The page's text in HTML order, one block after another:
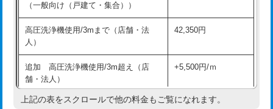
持込商品取付（単水栓） 13,200円
持込商品取付（混合水栓）
持込商品取付（浄水器・分岐水栓） 16,500円
持込商品取付（温水洗浄便座） 22,000円
（一般向け（戸建て・集合））
高圧洗浄機使用/3mまで（店舗・法
人）
42,350円
追加 高圧洗浄機使用/3m超え（店
舗・法人）
+5,500円/ｍ
高度高圧洗浄換 現地調査
上記の表をスクロールで他の料金もご覧になれます。